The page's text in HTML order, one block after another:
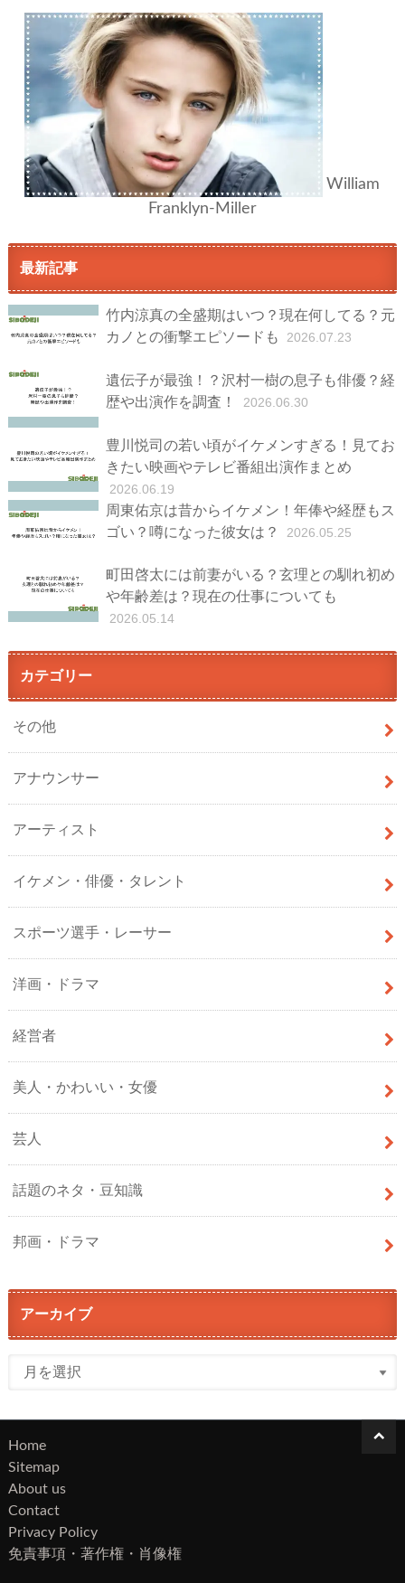
William
Franklyn-Miller
最新記事
竹内涼真の全盛期はいつ？現在何してる？元
カノとの衝撃エピソードも
2026.07.23
遺伝子が最強！？沢村一樹の息子も俳優？経
歴や出演作を調査！
2026.06.30
豊川悦司の若い頃がイケメンすぎる！見てお
きたい映画やテレビ番組出演作まとめ
2026.06.19
周東佑京は昔からイケメン！年俸や経歴もス
ゴい？噂になった彼女は？
2026.05.25
町田啓太には前妻がいる？玄理との馴れ初め
や年齢差は？現在の仕事についても
2026.05.14
カテゴリー
その他
アナウンサー
アーティスト
イケメン・俳優・タレント
スポーツ選手・レーサー
洋画・ドラマ
経営者
美人・かわいい・女優
芸人
話題のネタ・豆知識
邦画・ドラマ
アーカイブ
Home
Sitemap
About us
Contact
Privacy Policy
免責事項・著作権・肖像権